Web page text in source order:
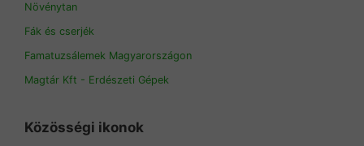
Növénytan
Fák és cserjék
Famatuzsálemek Magyarországon
Magtár Kft - Erdészeti Gépek
Közösségi ikonok